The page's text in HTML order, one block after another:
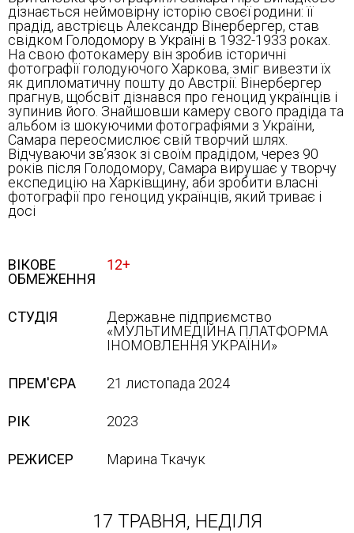
дізнається неймовірну історію своєї родини: її
прадід, австрієць Александр Вінербергер, став
свідком Голодомору в Україні в 1932-1933 роках.
На свою фотокамеру він зробив історичні
фотографії голодуючого Харкова, зміг вивезти їх
як дипломатичну пошту до Австрії. Вінербергер
прагнув, щобсвіт дізнався про геноцид українців і
зупинив його. Знайшовши камеру свого прадіда та
альбом із шокуючими фотографіями з України,
Самара переосмислює свій творчий шлях.
Відчуваючи зв’язок зі своїм прадідом, через 90
років після Голодомору, Самара вирушає у творчу
експедицію на Харківщину, аби зробити власні
фотографії про геноцид українців, який триває і
досі
ВІКОВЕ
ОБМЕЖЕННЯ
12+
СТУДІЯ
Державне підприємство
«МУЛЬТИМЕДІЙНА ПЛАТФОРМА
ІНОМОВЛЕННЯ УКРАЇНИ»
ПРЕМ'ЄРА 21 листопада 2024
РІК 2023
РЕЖИСЕР Марина Ткачук
17 ТРАВНЯ, НЕДІЛЯ